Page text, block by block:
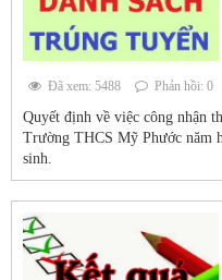
Đã xem: 5488
Phản hồi: 0
Quyết định về việc công nhận
Trường THCS Mỹ Phước năm
sinh.